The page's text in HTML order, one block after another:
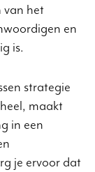
het
en
is.
strategie
maakt
in een
je ervoor dat